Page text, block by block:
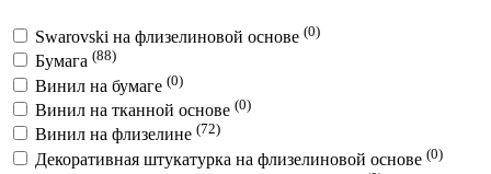
Swarovski на флизелиновой основе (0)
Бумага (88)
Винил на бумаге (0)
Винил на тканной основе (0)
Винил на флизелине (72)
Декоративная штукатурка на флизелиновой основе (0)